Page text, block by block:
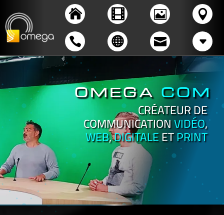
OMEGA COM
CRÉATEUR DE
COMMUNICATIONVIDÉO,
WEB,DIGITALEETPRINT